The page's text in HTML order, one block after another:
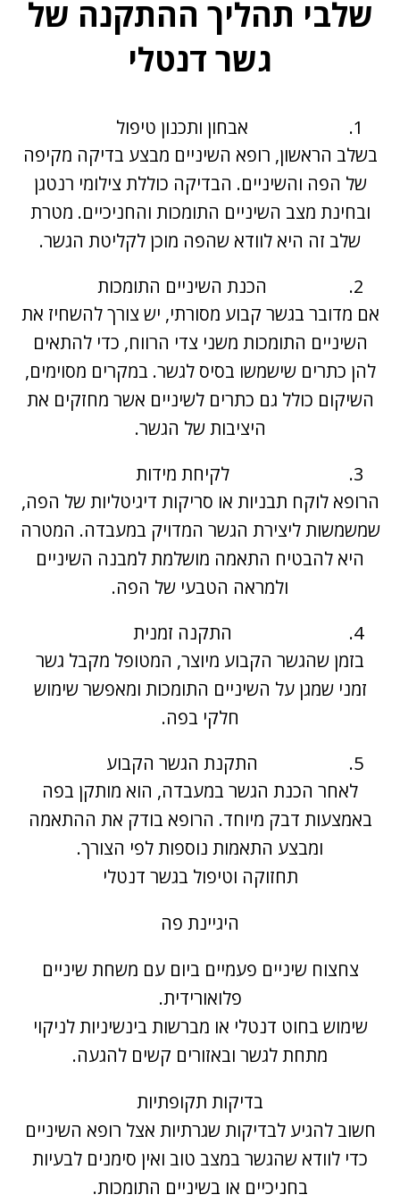
שלבי תהליך ההתקנה של
גשר דנטלי
אבחון ותכנון טיפול
בשלב הראשון, רופא השיניים מבצע בדיקה מקיפה
של הפה והשיניים. הבדיקה כוללת צילומי רנטגן
ובחינת מצב השיניים התומכות והחניכיים. מטרת
שלב זה היא לוודא שהפה מוכן לקליטת הגשר.
הכנת השיניים התומכות
אם מדובר בגשר קבוע מסורתי, יש צורך להשחיז את
השיניים התומכות משני צדי הרווח, כדי להתאים
להן כתרים שישמשו בסיס לגשר. במקרים מסוימים,
השיקום כולל גם כתרים לשיניים אשר מחזקים את
היציבות של הגשר.
לקיחת מידות
הרופא לוקח תבניות או סריקות דיגיטליות של הפה,
שמשמשות ליצירת הגשר המדויק במעבדה. המטרה
היא להבטיח התאמה מושלמת למבנה השיניים
ולמראה הטבעי של הפה.
התקנה זמנית
בזמן שהגשר הקבוע מיוצר, המטופל מקבל גשר
זמני שמגן על השיניים התומכות ומאפשר שימוש
חלקי בפה.
התקנת הגשר הקבוע
לאחר הכנת הגשר במעבדה, הוא מותקן בפה
באמצעות דבק מיוחד. הרופא בודק את ההתאמה
ומבצע התאמות נוספות לפי הצורך.
תחזוקה וטיפול בגשר דנטלי
היגיינת פה
צחצוח שיניים פעמיים ביום עם משחת שיניים
פלואורידית.
שימוש בחוט דנטלי או מברשות בינשיניות לניקוי
מתחת לגשר ובאזורים קשים להגעה.
בדיקות תקופתיות
חשוב להגיע לבדיקות שגרתיות אצל רופא השיניים
כדי לוודא שהגשר במצב טוב ואין סימנים לבעיות
בחניכיים או בשיניים התומכות.